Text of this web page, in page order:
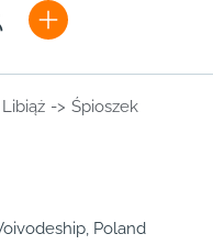
-> Śpioszek
Poland